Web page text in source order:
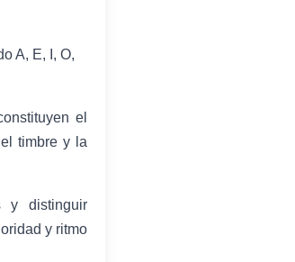
A, E, I, O,
el
timbre y la
y distinguir
y ritmo